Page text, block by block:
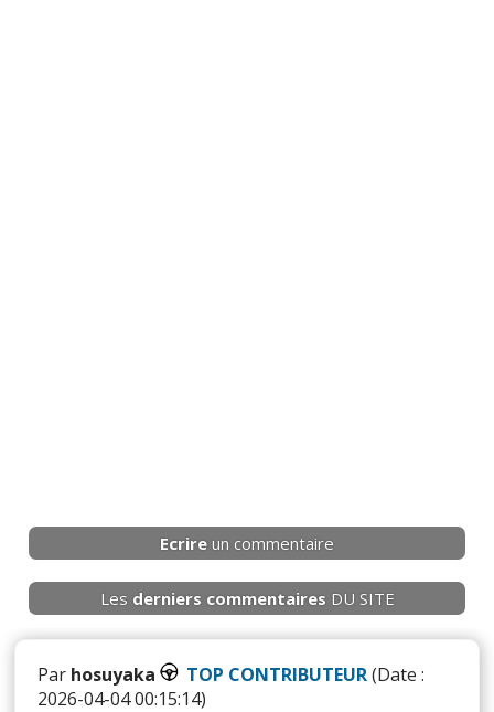
Ecrire un commentaire
Les derniers commentaires DU SITE
Par hosuyaka TOP CONTRIBUTEUR(Date :
2026-04-04 00:15:14)